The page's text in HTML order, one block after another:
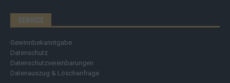
SERVICE
Gewinnbekanntgabe
Datenschutz
Datenschutzvereinbarungen
Datenauszug & Löschanfrage